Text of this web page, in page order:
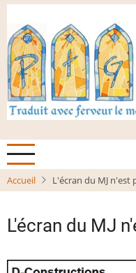
Aller
contenu
principal
Accueil L'écran du MJ n'est
L'écran du MJ